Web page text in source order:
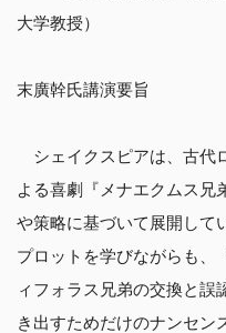
大学教授）
末廣幹氏講演要旨
シェイクスピアは、古代
よる喜劇『メナエクムス兄
や策略に基づいて展開して
プロットを学びながらも、
ィフォラス兄弟の交換と誤
き出すためだけのナンセン